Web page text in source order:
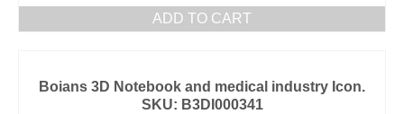
ADD TO CART
Boians 3D Notebook and medical industry Icon.
SKU: B3DI000341